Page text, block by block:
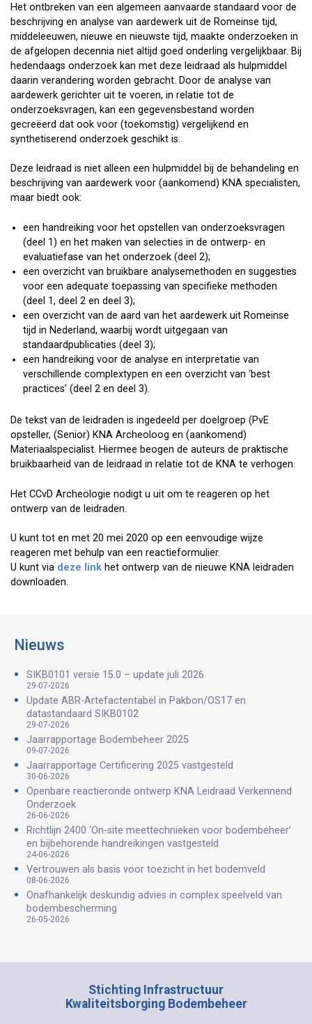
Het ontbreken van een algemeen aanvaarde standaard voor de
beschrijving en analyse van aardewerk uit de Romeinse tijd,
middeleeuwen, nieuwe en nieuwste tijd, maakte onderzoeken in
de afgelopen decennia niet altijd goed onderling vergelijkbaar. Bij
hedendaags onderzoek kan met deze leidraad als hulpmiddel
daarin verandering worden gebracht. Door de analyse van
aardewerk gerichter uit te voeren, in relatie tot de
onderzoeksvragen, kan een gegevensbestand worden
gecreëerd dat ook voor (toekomstig) vergelijkend en
synthetiserend onderzoek geschikt is.
Deze leidraad is niet alleen een hulpmiddel bij de behandeling en
beschrijving van aardewerk voor (aankomend) KNA specialisten,
maar biedt ook:
een handreiking voor het opstellen van onderzoeksvragen
(deel 1) en het maken van selecties in de ontwerp- en
evaluatiefase van het onderzoek (deel 2);
een overzicht van bruikbare analysemethoden en suggesties
voor een adequate toepassing van specifieke methoden
(deel 1, deel 2 en deel 3);
een overzicht van de aard van het aardewerk uit Romeinse
tijd in Nederland, waarbij wordt uitgegaan van
standaardpublicaties (deel 3);
een handreiking voor de analyse en interpretatie van
verschillende complextypen en een overzicht van ‘best
practices’ (deel 2 en deel 3).
De tekst van de leidraden is ingedeeld per doelgroep (PvE
opsteller, (Senior) KNA Archeoloog en (aankomend)
Materiaalspecialist. Hiermee beogen de auteurs de praktische
bruikbaarheid van de leidraad in relatie tot de KNA te verhogen.
Het CCvD Archeologie nodigt u uit om te reageren op het
ontwerp van de leidraden.
U kunt tot en met 20 mei 2020 op een eenvoudige wijze
reageren met behulp van een reactieformulier.
U kunt via deze link het ontwerp van de nieuwe KNA leidraden
downloaden.
Nieuws
SIKB0101 versie 15.0 – update juli 2026
29-07-2026
Update ABR-Artefactentabel in Pakbon/OS17 en
datastandaard SIKB0102
29-07-2026
Jaarrapportage Bodembeheer 2025
09-07-2026
Jaarrapportage Certificering 2025 vastgesteld
30-06-2026
Openbare reactieronde ontwerp KNA Leidraad Verkennend
Onderzoek
26-06-2026
Richtlijn 2400 ‘On-site meettechnieken voor bodembeheer’
en bijbehorende handreikingen vastgesteld
24-06-2026
Vertrouwen als basis voor toezicht in het bodemveld
08-06-2026
Onafhankelijk deskundig advies in complex speelveld van
bodembescherming
26-05-2026
Stichting Infrastructuur
Kwaliteitsborging Bodembeheer